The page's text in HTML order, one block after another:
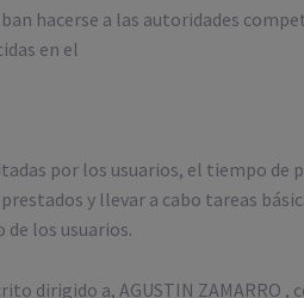
hacerse a las autoridades
en el
por los usuarios, el tiempo de
y llevar a cabo tareas
los usuarios.
dirigido a, AGUSTIN ZAMARRO ,